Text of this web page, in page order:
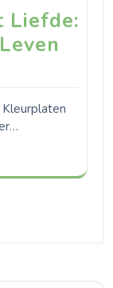
Liefde: